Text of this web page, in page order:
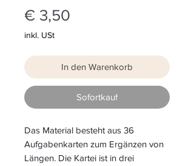
€ 3,50
inkl. USt
In den Warenkorb
Sofortkauf
Das Material besteht aus 36
Aufgabenkarten zum Ergänzen von
Längen. Die Kartei ist in drei